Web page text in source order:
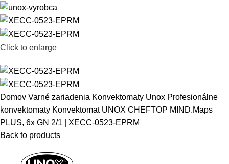
Click to enlarge
Domov Varné zariadenia Konvektomaty Unox Profesionálne
konvektomaty Konvektomat UNOX CHEFTOP MIND.Maps
PLUS, 6x GN 2/1 | XECC-0523-EPRM
Back to products